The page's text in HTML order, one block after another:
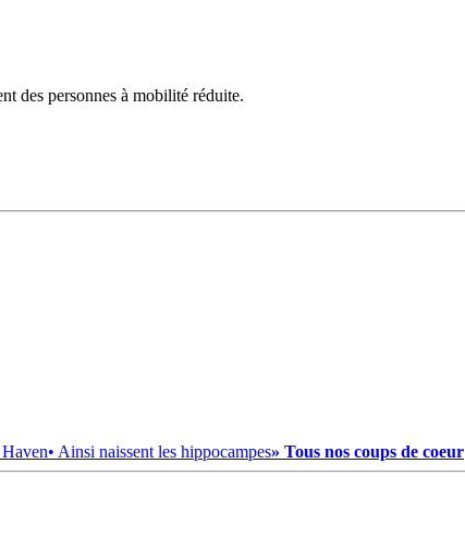
des personnes à mobilité réduite.
• Ainsi naissent les hippocampes» Tous nos coups de coeur